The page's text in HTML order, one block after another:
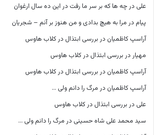
علی در چه ها که بر سر ما رفت در این ده سال ارغوان
پیام در مرا به هیچ بدادی و من هنوز بر آنم – شجریان
آراسپ کاظمیان در بررسی ابتذال در کلاب هاوس
مهیار در بررسی ابتذال در کلاب هاوس
آراسپ کاظمیان در بررسی ابتذال در کلاب هاوس
آراسپ کاظمیان در مرگ را دانم ولی …
علی در بررسی ابتذال در کلاب هاوس
سید محمد علی شاه حسینی در مرگ را دانم ولی …